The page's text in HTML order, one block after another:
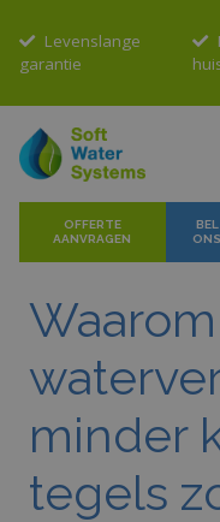
Levenslange
garantie
OFFERTE
AANVRAGEN
BEL
ONS
minder
tegels